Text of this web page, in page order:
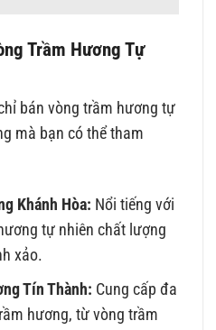
Trầm Hương Tự
bán vòng trầm hương tự
mà bạn có thể tham
Khánh Hòa: Nổi tiếng với
tự nhiên chất lượng
xảo.
Tín Thành: Cung cấp đa
hương, từ vòng trầm